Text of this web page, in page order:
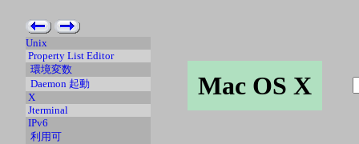
Unix
Property List Editor
環境変数
Daemon 起動
X
Jterminal
IPv6
利用可
Mac OS X